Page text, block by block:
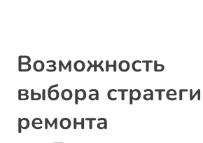
Возможность
выбора
ремонта